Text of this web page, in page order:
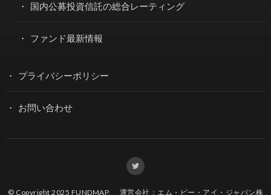
国内公募投資信託の総合レーティング
ファンド最新情報
プライバシーポリシー
お問い合わせ
© Copyright 2025 FUNDMAP. 運営会社：エム・ピー・アイ・ジャパン株